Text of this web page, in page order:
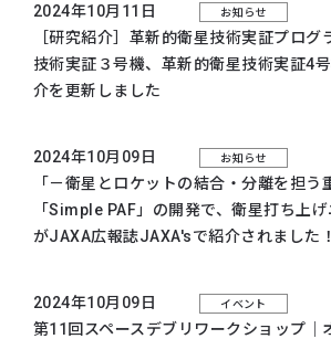
2024年10月11日 お知らせ
［研究紹介］革新的衛星技術実証プログ
技術実証３号機、 革新的衛星技術実証4
介を更新しました
2024年10月09日 お知らせ
「－衛星とロケットの結合・分離を担う
「Simple PAF」の開発で、衛星打ち上げ
がJAXA広報誌JAXA'sで紹介されました！
2024年10月09日 イベント
第11回スペースデブリワークショップ｜